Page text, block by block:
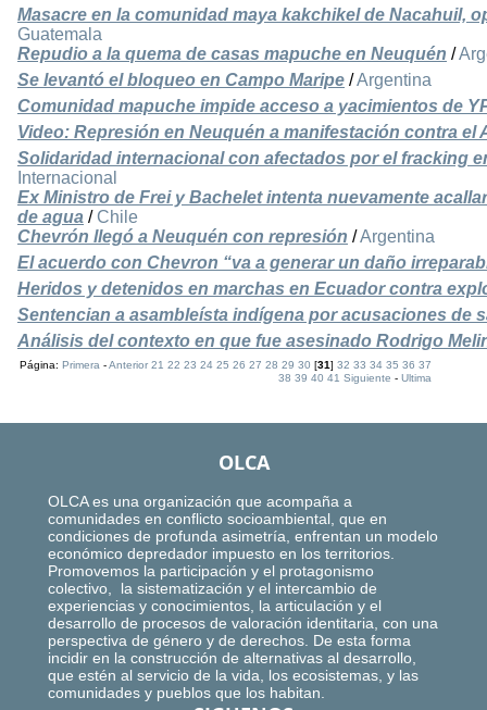
Masacre en la comunidad maya kakchikel de Nacahuil,
Guatemala
Repudio a la quema de casas mapuche en Neuquén /
Se levantó el bloqueo en Campo Maripe /Argentina
Comunidad mapuche impide acceso a yacimientos de
Video: Represión en Neuquén a manifestación contra el
Solidaridad internacional con afectados por el fracking
Internacional
Ex Ministro de Frei y Bachelet intenta nuevamente
de agua / Chile
Chevrón llegó a Neuquén con represión /Argentina
El acuerdo con Chevron “va a generar un daño
Heridos y detenidos en marchas en Ecuador contra
Sentencian a asambleísta indígena por acusaciones de
Análisis del contexto en que fue asesinado Rodrigo
Página:Primera -Anterior 21 22 23 24 25 26 27 28 29 30 [31]32 33 34 35 36 37
38 39 40 41 Siguiente -Ultima
OLCA
OLCA es una organización que acompaña a
comunidades en conflicto socioambiental, que en
condiciones de profunda asimetría, enfrentan un modelo
económico depredador impuesto en los territorios.
Promovemos la participación y el protagonismo
colectivo, la sistematización y el intercambio de
experiencias y conocimientos, la articulación y el
desarrollo de procesos de valoración identitaria, con una
perspectiva de género y de derechos. De esta forma
incidir en la construcción de alternativas al desarrollo,
que estén al servicio de la vida, los ecosistemas, y las
comunidades y pueblos que los habitan.